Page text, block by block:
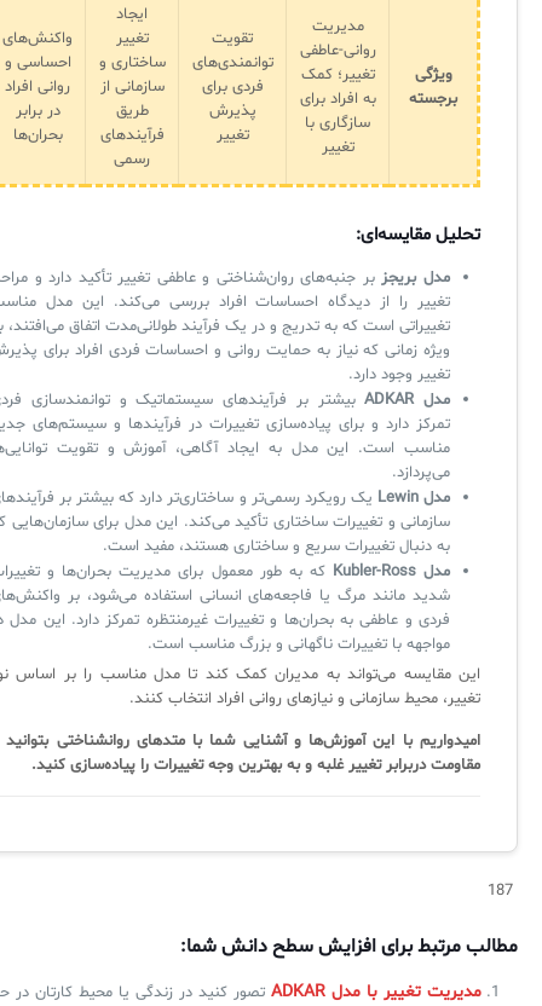
ویژگی
برجسته
مدیریت
روانی-عاطفی
تغییر؛ کمک
به افراد برای
سازگاری با
تغییر
تقویت
توانمندی‌های
فردی برای
پذیرش
تغییر
ایجاد
تغییر
ساختاری و
سازمانی از
طریق
فرآیندهای
رسمی
واکنش‌های
احساسی و
روانی افراد
در برابر
بحران‌ها
تحلیل مقایسه‌ای:
مدل بریجزبر جنبه‌های روان‌شناختی و عاطفی تغییر تأکید دارد و
تغییر را از دیدگاه احساسات افراد بررسی می‌کند. این مدل
تغییراتی است که به تدریج و در یک فرآیند طولانی‌مدت اتفاق می‌افتند،
ویژه زمانی که نیاز به حمایت روانی و احساسات فردی افراد برای
تغییر وجود دارد.
مدل ADKAR
بیشتر بر فرآیندهای سیستماتیک و توانمندسازی
تمرکز دارد و برای پیاده‌سازی تغییرات در فرآیندها و سیستم‌های
مناسب است. این مدل به ایجاد آگاهی، آموزش و تقویت
می‌پردازد.
مدل Lewin
یک رویکرد رسمی‌تر و ساختاری‌تر دارد که بیشتر بر
سازمانی و تغییرات ساختاری تأکید می‌کند. این مدل برای سازمان‌هایی
به دنبال تغییرات سریع و ساختاری هستند، مفید است.
مدل Kubler-Ross
که به طور معمول برای مدیریت بحران‌ها و
شدید مانند مرگ یا فاجعه‌های انسانی استفاده می‌شود، بر
فردی و عاطفی به بحران‌ها و تغییرات غیرمنتظره تمرکز دارد. این مدل
مواجهه با تغییرات ناگهانی و بزرگ مناسب است.
این مقایسه می‌تواند به مدیران کمک کند تا مدل مناسب را بر اساس
تغییر، محیط سازمانی و نیازهای روانی افراد انتخاب کنند.
امیدواریم با این آموزش‌ها و آشنایی شما با متدهای روانشناختی بتوانید
مقاومت دربرابر تغییر غلبه و به بهترین وجه تغییرات را پیاده‌سازی کنید.
187
مطالب مرتبط برای افزایش سطح دانش شما:
مدیریت تغییر با مدل ADKAR
تصور کنید در زندگی یا محیط کارتان در